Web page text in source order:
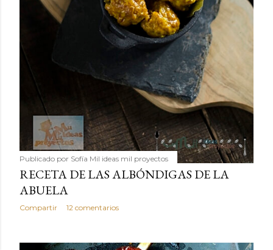
Publicado por Sofía Mil ideas mil proyectos
RECETA DE LAS ALBÓNDIGAS DE LA
ABUELA
Compartir 12 comentarios